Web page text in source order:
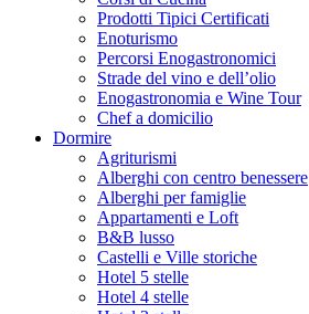
Prodotti Tipici Certificati
Enoturismo
Percorsi Enogastronomici
Strade del vino e dell’olio
Enogastronomia e Wine Tour
Chef a domicilio
Dormire
Agriturismi
Alberghi con centro benessere
Alberghi per famiglie
Appartamenti e Loft
B&B lusso
Castelli e Ville storiche
Hotel 5 stelle
Hotel 4 stelle